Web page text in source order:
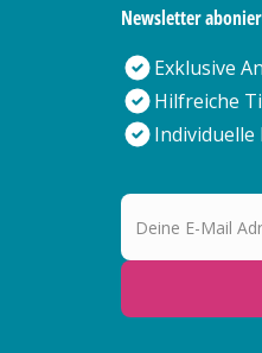
Newsletter
Exklusive
Hilfreiche
Deine E-Mail